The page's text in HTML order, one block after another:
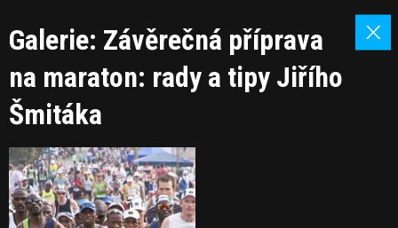
Galerie: Závěrečná příprava
na maraton: rady a tipy Jiřího
Šmitáka